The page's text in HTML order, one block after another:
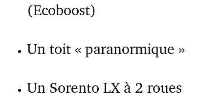
(Ecoboost)
Un toit « paranormique »
Un Sorento LX à 2 roues